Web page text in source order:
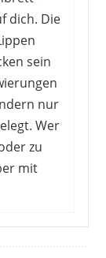
dich. Die
sein
nur
Wer
zu
mit
viele